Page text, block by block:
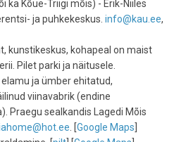
ka Kõue-Triigi mõis) - Erik-Niiles
ja puhkekeskus. info@kau.ee,
kunstikeskus, kohapeal on maist
Pilet parki ja näitusele.
ja ümber ehitatud,
viinavabrik (endine
Praegu sealkandis Lagedi Mõis
. [Google Maps